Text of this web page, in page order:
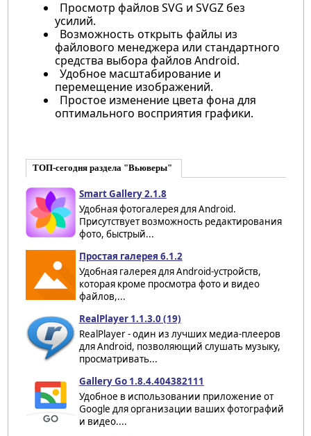
Просмотр файлов SVG и SVGZ без
усилий.
Возможность открыть файлы из
файлового менеджера или стандартного
средства выбора файлов Android.
Удобное масштабирование и
перемещение изображений.
Простое изменение цвета фона для
оптимального восприятия графики.
ТОП-сегодня раздела "Вьюверы"
Smart Gallery 2.1.8
Удобная фотогалерея для Android.
Присутствует возможность редактирования
фото, быстрый...
Простая галерея 6.1.2
Удобная галерея для Android-устройств,
которая кроме просмотра фото и видео
файлов,...
RealPlayer 1.1.3.0 (19)
RealPlayer - один из лучших медиа-плееров
для Android, позволяющий слушать музыку,
просматривать...
Gallery Go 1.8.4.404382111
Удобное в использовании приложение от
Google для организации ваших фотографий
и видео....